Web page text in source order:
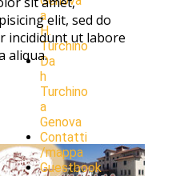
elit, sed do
incididunt ut labore
aliqua.
a
H.
Turchino
Da
h
Turchino
a
Genova
Contatti
/mappa
Guestbook